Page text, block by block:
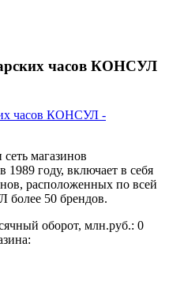
часов КОНСУЛ
магазинов
1989 году, включает в себя
расположенных по всей
50 брендов.
оборот, млн.руб.: 0